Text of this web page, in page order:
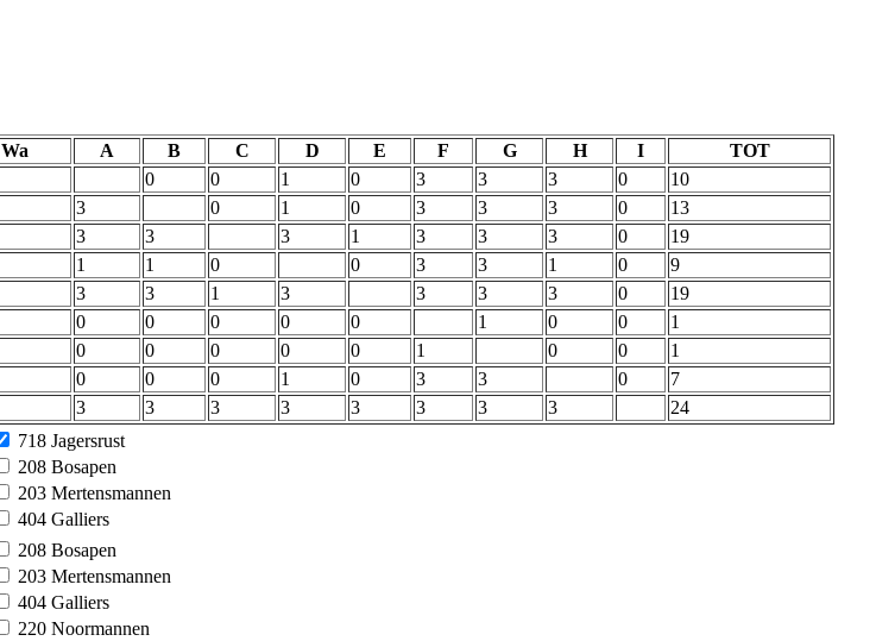
Wa A B C D E F G H I
TOT
0 0 1 0 3 3 3 0
10
3 0 1 0 3 3 3 0
13
3 3 3 1 3 3 3 0
19
1 1 0 0 3 3 1 0
9
3 3 1 3 3 3 3 0
19
0 0 0 0 0 1 0 0
1
0 0 0 0 0 1 0 0
1
0 0 0 1 0 3 3 0
7
3 3 3 3 3 3 3 3 24
718 Jagersrust
208 Bosapen
203 Mertensmannen
404 Galliers
208 Bosapen
203 Mertensmannen
404 Galliers
220 Noormannen